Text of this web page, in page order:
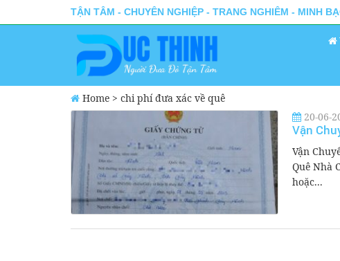
TẬN TÂM - CHUYÊN NGHIỆP - TRANG NGHIÊM - MINH
Home > chi phí đưa xác về quê
20-06-
Vận
Vận
Quê Nhà
hoặc...